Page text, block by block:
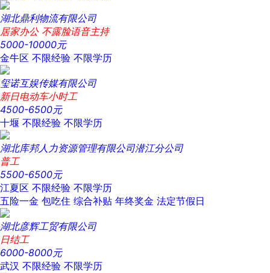
湖北鼎利物流有限公司
居家办公 不露脸语音主持
5000-10000元
金牛区 不限经验 不限学历
玺诺互娱传媒有限公司
新日电动车小时工
4500-6500元
十堰 不限经验 不限学历
湖北库邦人力资源管理有限公司潜江分公司
普工
5500-6500元
江夏区 不限经验 不限学历
五险一金 包吃住 综合补贴 年终奖金 法定节假日
湖北彦辉工贸有限公司
日结工
6000-8000元
武汉 不限经验 不限学历